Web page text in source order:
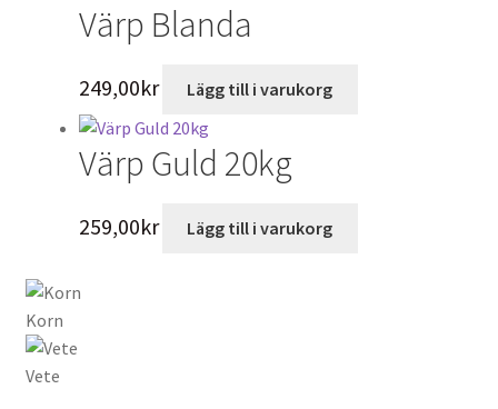
Värp Blanda
249,00kr Lägg till i varukorg
Värp Guld 20kg
259,00kr Lägg till i varukorg
Korn
Vete